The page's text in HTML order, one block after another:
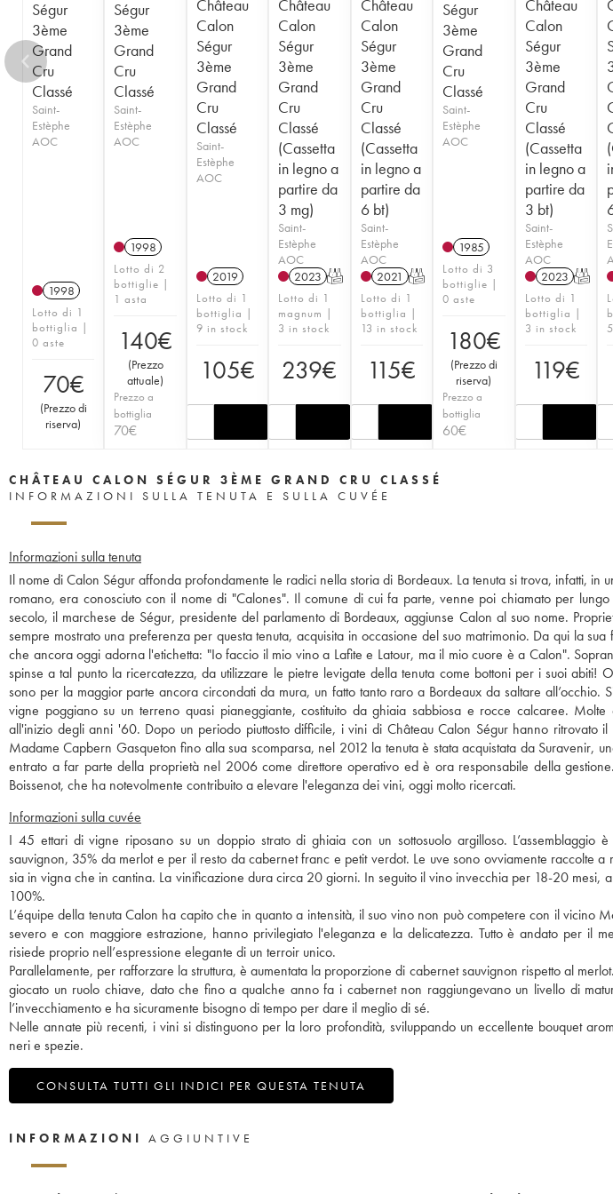
Ségur
3ème
Grand
Cru
Classé
Saint-
Estèphe
AOC
1998
Lotto di 1
bottiglia |
0 aste
70€
(Prezzo di
riserva)
Ségur
3ème
Grand
Cru
Classé
Saint-
Estèphe
AOC
1998
Lotto di 2
bottiglie |
1 asta
140€
(Prezzo
attuale)
Prezzo a
bottiglia
70€
Château
Calon
Ségur
3ème
Grand
Cru
Classé
Saint-
Estèphe
AOC
2019
Lotto di 1
bottiglia |
9 in stock
105€
Château
Calon
Ségur
3ème
Grand
Cru
Classé
(Cassetta
in legno a
partire da
3 mg)
Saint-
Estèphe
AOC
2023 T
Lotto di 1
magnum |
3 in stock
239€
Château
Calon
Ségur
3ème
Grand
Cru
Classé
(Cassetta
in legno a
partire da
6 bt)
Saint-
Estèphe
AOC
2021 T
Lotto di 1
bottiglia |
13 in stock
115€
Ségur
3ème
Grand
Cru
Classé
Saint-
Estèphe
AOC
1985
Lotto di 3
bottiglie |
0 aste
180€
(Prezzo di
riserva)
Prezzo a
bottiglia
60€
Château
Calon
Ségur
3ème
Grand
Cru
Classé
(Cassetta
in legno a
partire da
3 bt)
Saint-
Estèphe
AOC
2023 T
Lotto di 1
bottiglia |
3 in stock
119€
CHÂTEAU CALON SÉGUR 3ÈME GRAND CRU CLASSÉ
INFORMAZIONI SULLA TENUTA E SULLA CUVÉE
Informazioni sulla tenuta
Il nome di Calon Ségur affonda profondamente le radici nella storia di Bordeaux. La tenuta si trova, infatti, in
romano, era conosciuto con il nome di "Calones". Il comune di cui fa parte, venne poi chiamato per
secolo, il marchese de Ségur, presidente del parlamento di Bordeaux, aggiunse Calon al suo nome.
sempre mostrato una preferenza per questa tenuta, acquisita in occasione del suo matrimonio. Da qui la
che ancora oggi adorna l'etichetta: "Io faccio il mio vino a Lafite e Latour, ma il mio cuore è a Calon".
spinse a tal punto la ricercatezza, da utilizzare le pietre levigate della tenuta come bottoni per i suoi abiti!
sono per la maggior parte ancora circondati da mura, un fatto tanto raro a Bordeaux da saltare all’occhio.
vigne poggiano su un terreno quasi pianeggiante, costituito da ghiaia sabbiosa e rocce calcaree.
all'inizio degli anni '60. Dopo un periodo piuttosto difficile, i vini di Château Calon Ségur hanno ritrovato
Madame Capbern Gasqueton fino alla sua scomparsa, nel 2012 la tenuta è stata acquistata da Suravenir,
entrato a far parte della proprietà nel 2006 come direttore operativo ed è ora responsabile della
Boissenot, che ha notevolmente contribuito a elevare l'eleganza dei vini, oggi molto ricercati.
Informazioni sulla cuvée
I 45 ettari di vigne riposano su un doppio strato di ghiaia con un sottosuolo argilloso. L’assemblaggio
sauvignon, 35% da merlot e per il resto da cabernet franc e petit verdot. Le uve sono ovviamente raccolte a
sia in vigna che in cantina. La vinificazione dura circa 20 giorni. In seguito il vino invecchia per 18-20 mesi,
100%.
L’équipe della tenuta Calon ha capito che in quanto a intensità, il suo vino non può competere con il vicino
severo e con maggiore estrazione, hanno privilegiato l'eleganza e la delicatezza. Tutto è andato per il
risiede proprio nell’espressione elegante di un terroir unico.
Parallelamente, per rafforzare la struttura, è aumentata la proporzione di cabernet sauvignon rispetto al
giocato un ruolo chiave, dato che fino a qualche anno fa i cabernet non raggiungevano un livello di
l’invecchiamento e ha sicuramente bisogno di tempo per dare il meglio di sé.
Nelle annate più recenti, i vini si distinguono per la loro profondità, sviluppando un eccellente bouquet
neri e spezie.
CONSULTA TUTTI GLI INDICI PER QUESTA TENUTA
INFORMAZIONI AGGIUNTIVE